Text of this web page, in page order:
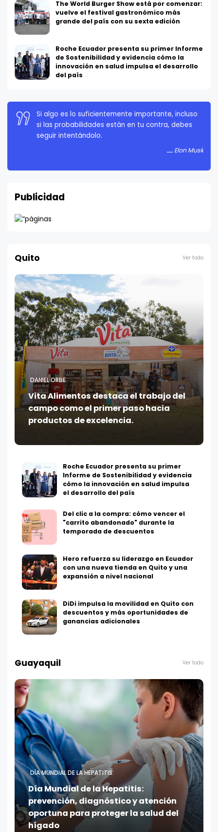
The World Burger Show está por comenzar:
vuelve el festival gastronómico más
grande del país con su sexta edición
Roche Ecuador presenta su primer Informe
de Sostenibilidad y evidencia cómo la
innovación en salud impulsa el desarrollo
del país
Si algo es lo suficientemente importante, incluso
si las probabilidades están en tu contra, debes
seguir intentándolo.
Elon Musk
La persistencia es muy importante. No debes
rendirte a menos que estés obligado a rendirte.
Publicidad
Quito Ver todo
DANIEL ORBE
Vita Alimentos destaca el trabajo del
campo como el primer paso hacia
productos de excelencia.
Roche Ecuador presenta su primer
Informe de Sostenibilidad y evidencia
cómo la innovación en salud impulsa
el desarrollo del país
Del clic a la compra: cómo vencer el
"carrito abandonado" durante la
temporada de descuentos
Hero refuerza su liderazgo en Ecuador
con una nueva tienda en Quito y una
expansión a nivel nacional
DiDi impulsa la movilidad en Quito con
descuentos y más oportunidades de
ganancias adicionales
Guayaquil Ver todo
DÍA MUNDIAL DE LA HEPATITIS:
Día Mundial de la Hepatitis:
prevención, diagnóstico y atención
oportuna para proteger la salud del
hígado